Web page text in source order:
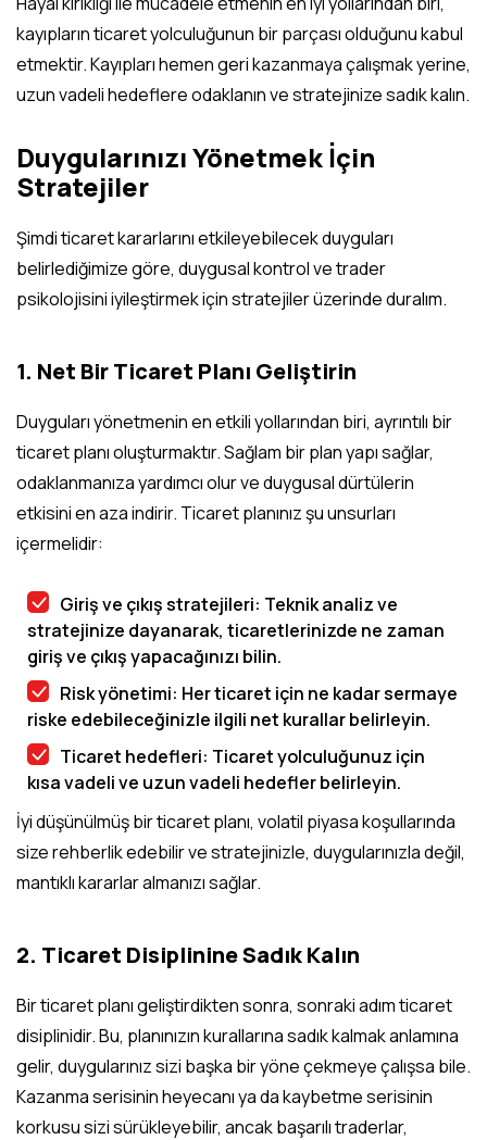
kayıpların ticaret yolculuğunun bir parçası olduğunu kabul
etmektir. Kayıpları hemen geri kazanmaya çalışmak yerine,
uzun vadeli hedeflere odaklanın ve stratejinize sadık kalın.
Duygularınızı Yönetmek İçin
Stratejiler
Şimdi ticaret kararlarını etkileyebilecek duyguları
belirlediğimize göre, duygusal kontrol ve trader
psikolojisini iyileştirmek için stratejiler üzerinde duralım.
1. Net Bir Ticaret Planı Geliştirin
Duyguları yönetmenin en etkili yollarından biri, ayrıntılı bir
ticaret planı oluşturmaktır. Sağlam bir plan yapı sağlar,
odaklanmanıza yardımcı olur ve duygusal dürtülerin
etkisini en aza indirir. Ticaret planınız şu unsurları
içermelidir:
Giriş ve çıkış stratejileri: Teknik analiz ve
stratejinize dayanarak, ticaretlerinizde ne zaman
giriş ve çıkış yapacağınızı bilin.
Risk yönetimi: Her ticaret için ne kadar sermaye
riske edebileceğinizle ilgili net kurallar belirleyin.
Ticaret hedefleri: Ticaret yolculuğunuz için
kısa vadeli ve uzun vadeli hedefler belirleyin.
İyi düşünülmüş bir ticaret planı, volatil piyasa koşullarında
size rehberlik edebilir ve stratejinizle, duygularınızla değil,
mantıklı kararlar almanızı sağlar.
2. Ticaret Disiplinine Sadık Kalın
Bir ticaret planı geliştirdikten sonra, sonraki adım ticaret
disiplinidir. Bu, planınızın kurallarına sadık kalmak anlamına
gelir, duygularınız sizi başka bir yöne çekmeye çalışsa bile.
Kazanma serisinin heyecanı ya da kaybetme serisinin
korkusu sizi sürükleyebilir, ancak başarılı traderlar,